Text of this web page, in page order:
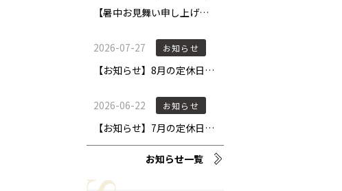
お知らせ一覧